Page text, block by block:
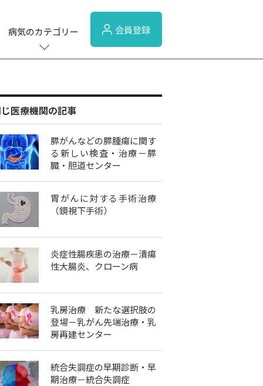
病気のカテゴリー 会員登録
医療機関の記事
膵がんなどの膵腫瘍に関す
る新しい検査・治療－膵
臓・胆道センター
胃がんに対する手術治療
（鏡視下手術）
炎症性腸疾患の治療－潰瘍
性大腸炎、クローン病
乳房治療 新たな選択肢の
登場－乳がん先端治療・乳
房再建センター
統合失調症の早期診断・早
期治療－統合失調症